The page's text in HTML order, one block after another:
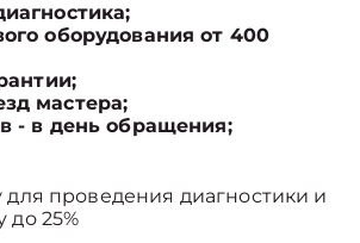
оборудования от 400
мастера;
- в день обращения;
для проведения диагностики и
до 25%